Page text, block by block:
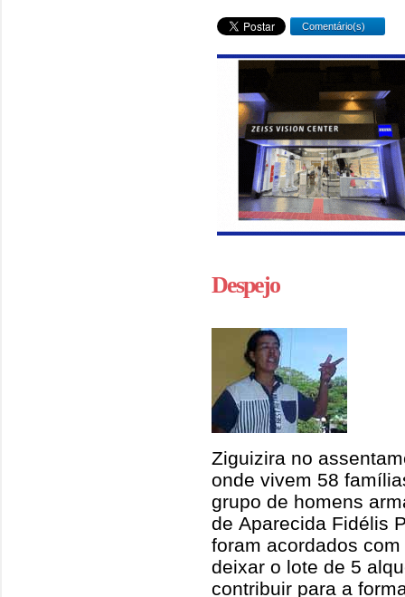
Comentário(s)
Despejo
Ziguizira no
onde vivem 58
grupo de homens
de Aparecida Fidélis
foram acordados
deixar o lote de 5
contribuir para a